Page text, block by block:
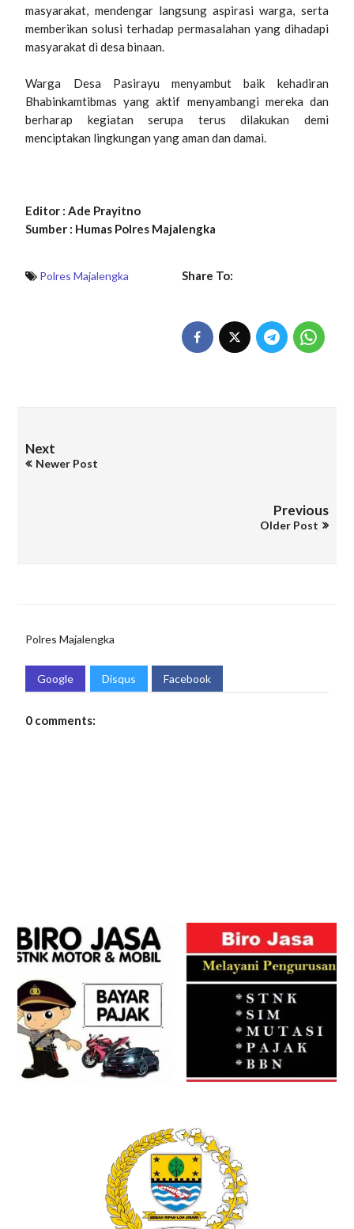
masyarakat, mendengar langsung aspirasi warga, serta
memberikan solusi terhadap permasalahan yang dihadapi
masyarakat di desa binaan.
Warga Desa Pasirayu menyambut baik kehadiran
Bhabinkamtibmas yang aktif menyambangi mereka dan
berharap kegiatan serupa terus dilakukan demi
menciptakan lingkungan yang aman dan damai.
Editor : Ade Prayitno
Sumber : Humas Polres Majalengka
Polres Majalengka Share To:
Next
Newer Post
Previous
Older Post
Polres Majalengka
Google Disqus Facebook
0 comments: